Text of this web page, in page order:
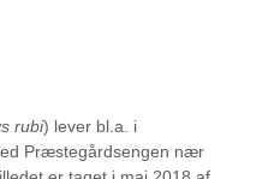
rubi) lever bl.a. i
Præstegårdsengen nær